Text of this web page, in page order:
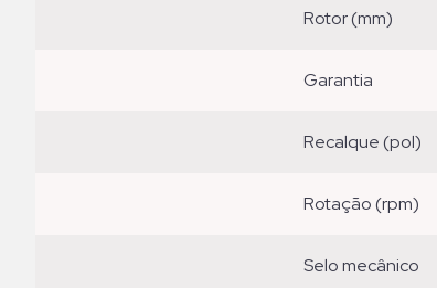
rotor (mm)
garantia
recalque (pol)
rotação (rpm)
selo mecânico